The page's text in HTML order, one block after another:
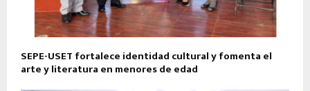
SEPE-USET fortalece identidad cultural y fomenta el
arte y literatura en menores de edad